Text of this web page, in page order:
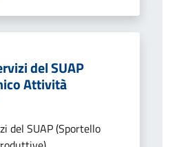
del SUAP
Attività
del SUAP (Sportello